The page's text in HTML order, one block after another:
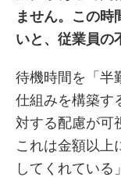
ません。この時
いと、従業員の
待機時間を「半
仕組みを構築す
対する配慮が可
これは金額以上
してくれている